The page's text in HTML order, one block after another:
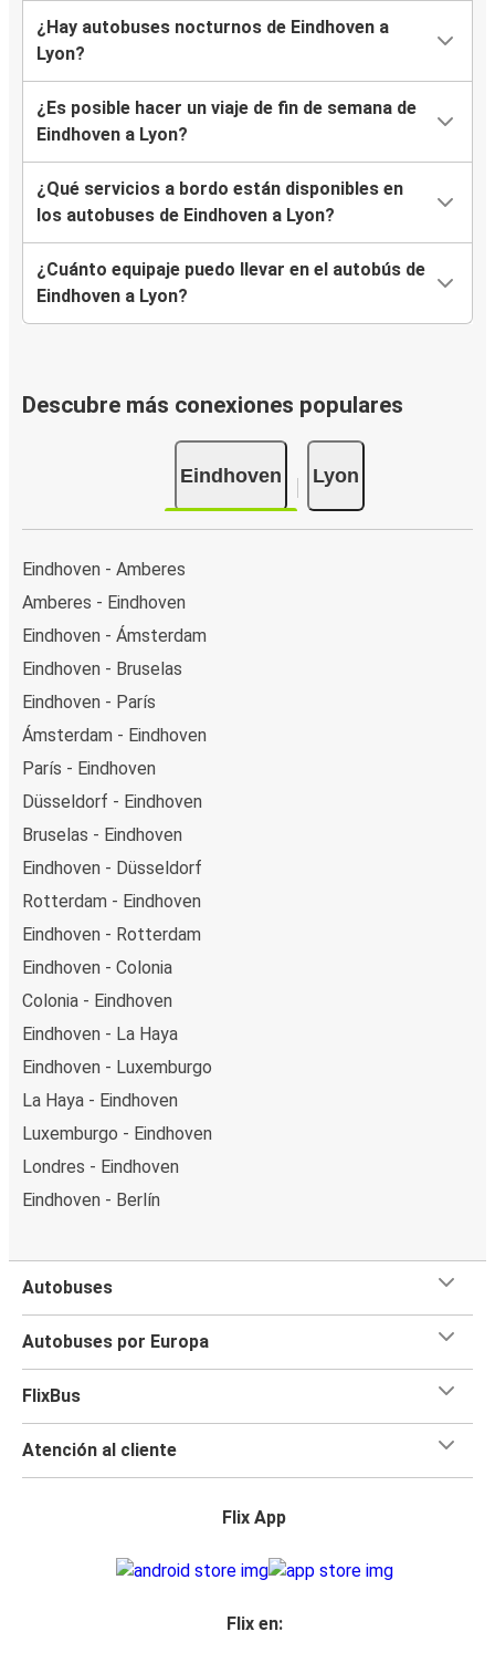
¿Hay autobuses nocturnos de Eindhoven a
Lyon?
¿Es posible hacer un viaje de fin de semana de
Eindhoven a Lyon?
¿Qué servicios a bordo están disponibles en
los autobuses de Eindhoven a Lyon?
¿Cuánto equipaje puedo llevar en el autobús de
Eindhoven a Lyon?
Descubre más conexiones populares
Eindhoven Lyon
Eindhoven - Amberes
Amberes - Eindhoven
Eindhoven - Ámsterdam
Eindhoven - Bruselas
Eindhoven - París
Ámsterdam - Eindhoven
París - Eindhoven
Düsseldorf - Eindhoven
Bruselas - Eindhoven
Eindhoven - Düsseldorf
Rotterdam - Eindhoven
Eindhoven - Rotterdam
Eindhoven - Colonia
Colonia - Eindhoven
Eindhoven - La Haya
Eindhoven - Luxemburgo
La Haya - Eindhoven
Luxemburgo - Eindhoven
Londres - Eindhoven
Eindhoven - Berlín
Autobuses
Autobuses por Europa
FlixBus
Atención al cliente
Flix App
Flix en: